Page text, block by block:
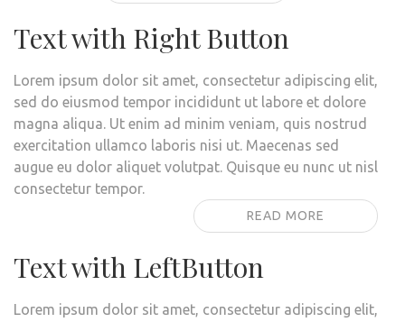
Text with Right Button
Lorem ipsum dolor sit amet, consectetur adipiscing elit,
sed do eiusmod tempor incididunt ut labore et dolore
magna aliqua. Ut enim ad minim veniam, quis nostrud
exercitation ullamco laboris nisi ut. Maecenas sed
augue eu dolor aliquet volutpat. Quisque eu nunc ut nisl
consectetur tempor.
READ MORE
Text with LeftButton
Lorem ipsum dolor sit amet, consectetur adipiscing elit,